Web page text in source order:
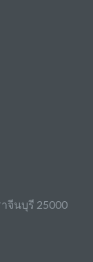
จีนบุรี 25000